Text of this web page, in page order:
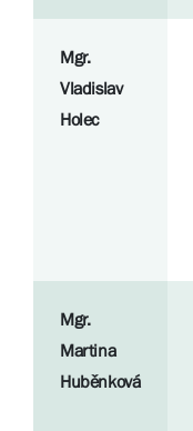
Mgr.
Vladislav
Holec
Mgr.
Martina
Huběnková